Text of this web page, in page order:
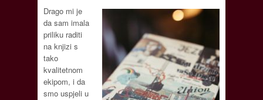
Drago mi je
da sam imala
priliku raditi
na knjizi s
tako
kvalitetnom
ekipom, i da
smo uspjeli u